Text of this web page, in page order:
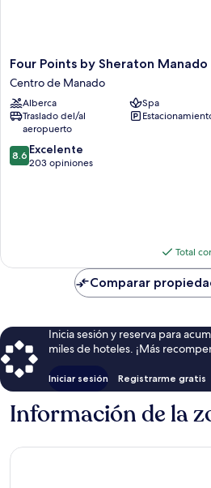
Four
Points
by
Sheraton
Manado
Centro
de
Manado
Four Points by Sheraton Manado
Centro de Manado
Alberca
Spa
Traslado del/al
aeropuerto
8.6
de
8.6 Excelente
203 opiniones
Total
Comparar
Inicia sesión y reserva para
miles de hoteles. ¡Más
Iniciar sesión Registrarme gratis
Información de la